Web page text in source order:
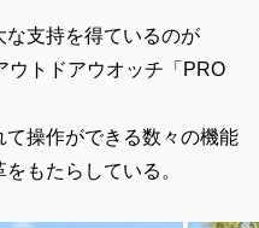
支持を得ているのが
ウトドアウオッチ「PRO
操作ができる数々の機能
もたらしている。